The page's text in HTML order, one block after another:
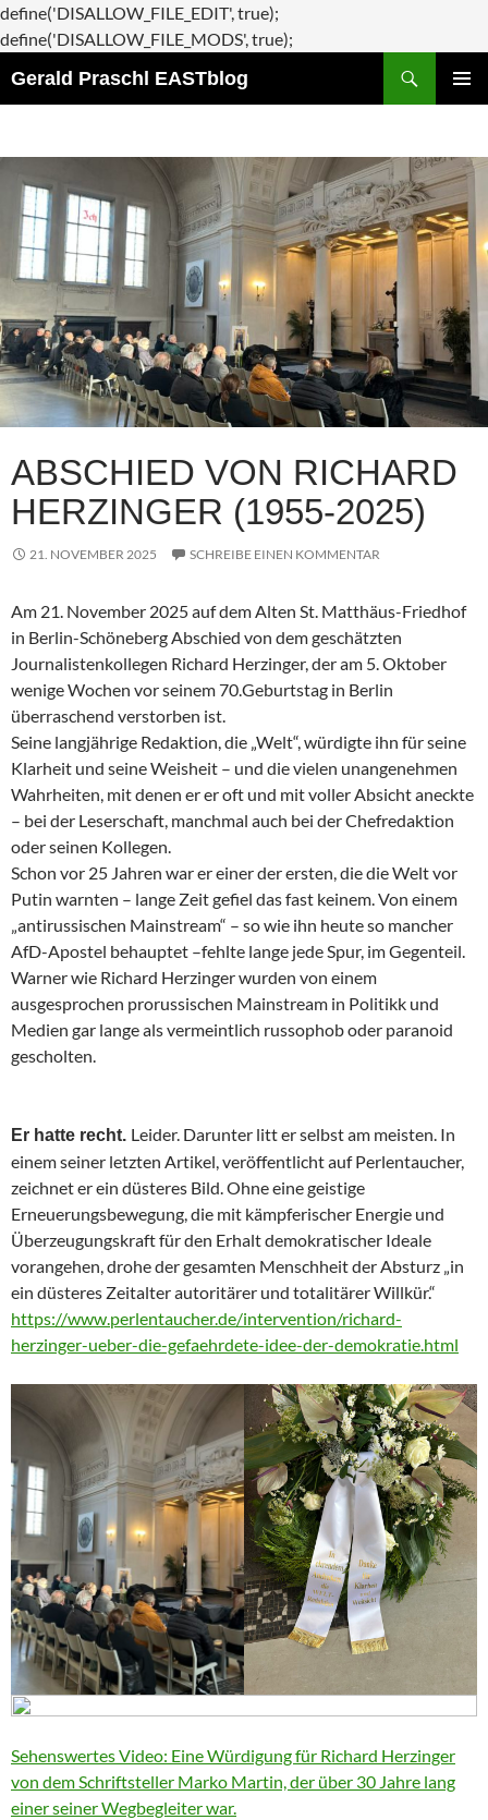
define('DISALLOW_FILE_EDIT', true);
define('DISALLOW_FILE_MODS', true);
Gerald Praschl EASTblog
ABSCHIED VON RICHARD
HERZINGER (1955-2025)
21. NOVEMBER 2025 SCHREIBE EINEN KOMMENTAR
Am 21. November 2025 auf dem Alten St. Matthäus-Friedhof
in Berlin-Schöneberg Abschied von dem geschätzten
Journalistenkollegen Richard Herzinger, der am 5. Oktober
wenige Wochen vor seinem 70.Geburtstag in Berlin
überraschend verstorben ist.
Seine langjährige Redaktion, die „Welt“, würdigte ihn für seine
Klarheit und seine Weisheit – und die vielen unangenehmen
Wahrheiten, mit denen er er oft und mit voller Absicht aneckte
– bei der Leserschaft, manchmal auch bei der Chefredaktion
oder seinen Kollegen.
Schon vor 25 Jahren war er einer der ersten, die die Welt vor
Putin warnten – lange Zeit gefiel das fast keinem. Von einem
„antirussischen Mainstream“ – so wie ihn heute so mancher
AfD-Apostel behauptet –fehlte lange jede Spur, im Gegenteil.
Warner wie Richard Herzinger wurden von einem
ausgesprochen prorussischen Mainstream in Politikk und
Medien gar lange als vermeintlich russophob oder paranoid
gescholten.
Er hatte recht. Leider. Darunter litt er selbst am meisten. In
einem seiner letzten Artikel, veröffentlicht auf Perlentaucher,
zeichnet er ein düsteres Bild. Ohne eine geistige
Erneuerungsbewegung, die mit kämpferischer Energie und
Überzeugungskraft für den Erhalt demokratischer Ideale
vorangehen, drohe der gesamten Menschheit der Absturz „in
ein düsteres Zeitalter autoritärer und totalitärer Willkür.“
https://www.perlentaucher.de/intervention/richard-
herzinger-ueber-die-gefaehrdete-idee-der-demokratie.html
Sehenswertes Video: Eine Würdigung für Richard Herzinger
von dem Schriftsteller Marko Martin, der über 30 Jahre lang
einer seiner Wegbegleiter war.